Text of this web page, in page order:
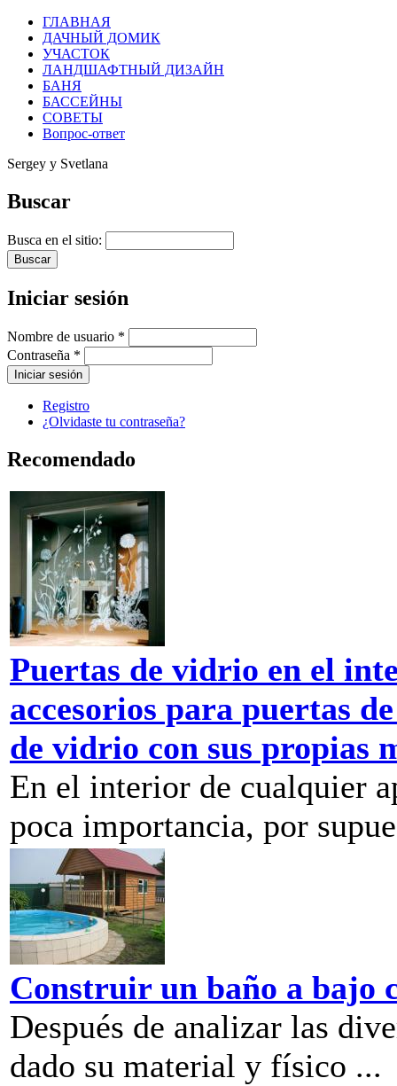
ГЛАВНАЯ
ДАЧНЫЙ ДОМИК
УЧАСТОК
ЛАНДШАФТНЫЙ ДИЗАЙН
БАНЯ
БАССЕЙНЫ
СОВЕТЫ
Вопрос-ответ
Sergey y Svetlana
Buscar
Busca en el sitio:
Iniciar sesión
Nombre de usuario *
Contraseña *
Registro
¿Olvidaste tu contraseña?
Recomendado
Puertas de vidrio en el
accesorios para puertas
de vidrio con sus propias
En el interior de cualquier
poca importancia, por
Construir un baño a bajo
Después de analizar las
dado su material y físico ...